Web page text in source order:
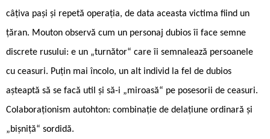
câțiva pași și repetă operația, de data aceasta victima fiind un
țăran. Mouton observă cum un personaj dubios îi face semne
discrete rusului: e un „turnător“ care îi semnalează persoanele
cu ceasuri. Puțin mai încolo, un alt individ la fel de dubios
așteaptă să se facă util și să-i „miroasă“ pe posesorii de ceasuri.
Colaboraționism autohton: combinație de delațiune ordinară și
„bișniță“ sordidă.